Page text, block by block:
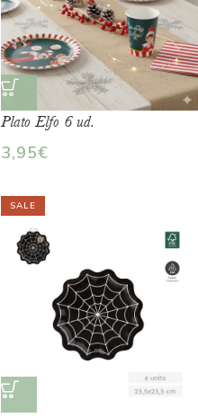
Plato Elfo 6 ud.
3,95€
SALE